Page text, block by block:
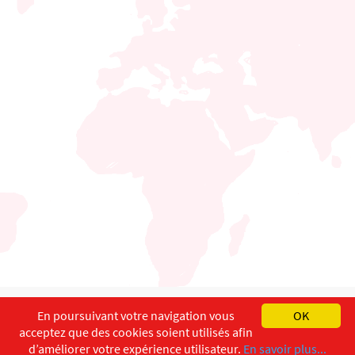
English Français
Copyright ©ISEC-AdW Aspects légaux
OK
En poursuivant votre navigation vous
acceptez que des cookies soient utilisés afin
d’améliorer votre expérience utilisateur. En savoir plus...